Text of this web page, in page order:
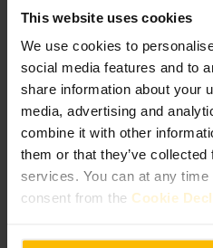
This website uses cookies
We use cookies to
social media features and to
share information about your
media, advertising and
combine it with other
them or that they’ve
services. You can at any
consent from the Cookie
体育与娱乐 健身房与工作室
瑜伽工
图片 / Momence
“练核心，找节奏”